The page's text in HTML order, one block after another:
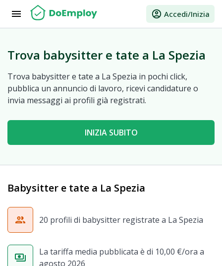
menu account_circle Accedi/Inizia
Trova babysitter e tate a La Spezia
Trova babysitter e tate a La Spezia in pochi click,
pubblica un annuncio di lavoro, ricevi candidature o
invia messaggi ai profili già registrati.
INIZIA SUBITO
Babysitter e tate a La Spezia
group 20 profili di babysitter registrate a La Spezia
payments
La tariffa media pubblicata è di 10,00 €/ora a
agosto 2026